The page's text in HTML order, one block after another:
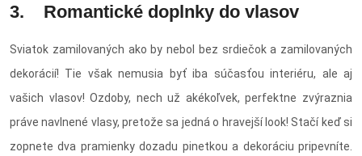
3. Romantické doplnky do vlasov
Sviatok zamilovaných ako by nebol bez srdiečok a zamilovaných
dekorácií! Tie však nemusia byť iba súčasťou interiéru, ale aj
vašich vlasov! Ozdoby, nech už akékoľvek, perfektne zvýraznia
práve navlnené vlasy, pretože sa jedná o hravejší look! Stačí keď si
zopnete dva pramienky dozadu pinetkou a dekoráciu pripevníte.